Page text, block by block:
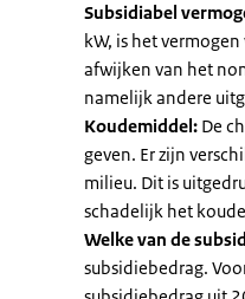
Subsidiabel
kW, is het
afwijken van het
namelijk andere
Koudemiddel: De
geven. Er zijn
milieu. Dit is
schadelijk het
Welke van de
subsidiebedrag.